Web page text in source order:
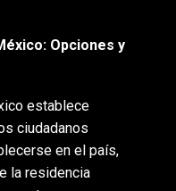
Opciones y
establece
ciudadanos
en el país,
la residencia